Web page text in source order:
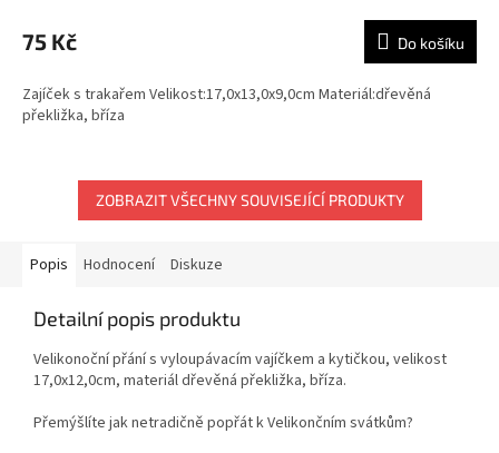
produktu
je
z
5
75 Kč Do košíku
Zajíček s trakařem Velikost:17,0x13,0x9,0cm Materiál:dřevěná
překližka, bříza
ZOBRAZIT VŠECHNY SOUVISEJÍCÍ PRODUKTY
Popis Hodnocení Diskuze
Detailní popis produktu
Velikonoční přání s vyloupávacím vajíčkem a kytičkou, velikost
17,0x12,0cm, materiál dřevěná překližka, bříza.
Přemýšlíte jak netradičně popřát k Velikončním svátkům?